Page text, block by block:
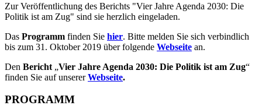
Zur Veröffentlichung des Berichts "Vier Jahre Agenda 2030: Die
Politik ist am Zug" sind sie herzlich eingeladen.
Das Programm finden Sie hier. Bitte melden Sie sich verbindlich
bis zum 31. Oktober 2019 über folgende Webseite an.
Den Bericht „Vier Jahre Agenda 2030: Die Politik ist am Zug“
finden Sie auf unsererWebseite.
PROGRAMM